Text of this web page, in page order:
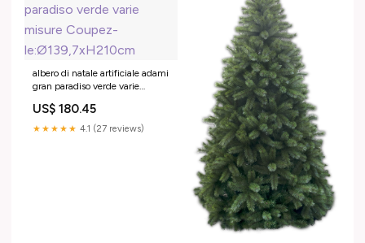
albero di natale artificiale adami
gran paradiso verde varie
le:Ø139,7xH210cm
US$ 180.45
★★★★★ 4.1 (27 reviews)